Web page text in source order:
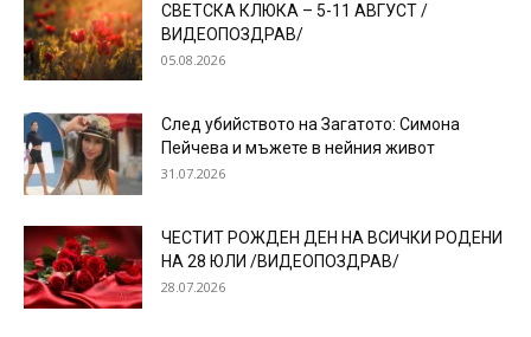
СВЕТСКА КЛЮКА – 5-11 АВГУСТ /
ВИДЕОПОЗДРАВ/
05.08.2026
След убийството на Загатото: Симона
Пейчева и мъжете в нейния живот
31.07.2026
ЧЕСТИТ РОЖДЕН ДЕН НА ВСИЧКИ РОДЕНИ
НА 28 ЮЛИ /ВИДЕОПОЗДРАВ/
28.07.2026